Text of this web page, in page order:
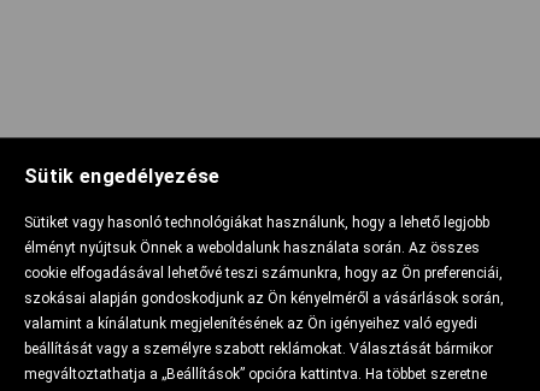
Sütik engedélyezése
Sütiket vagy hasonló technológiákat használunk, hogy a lehető legjobb
élményt nyújtsuk Önnek a weboldalunk használata során. Az összes
cookie elfogadásával lehetővé teszi számunkra, hogy az Ön preferenciái,
szokásai alapján gondoskodjunk az Ön kényelméről a vásárlások során,
valamint a kínálatunk megjelenítésének az Ön igényeihez való egyedi
beállítását vagy a személyre szabott reklámokat. Választását bármikor
megváltoztathatja a „Beállítások” opcióra kattintva. Ha többet szeretne